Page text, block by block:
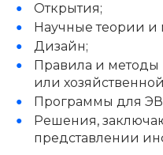
Открытия;
Научные теории и
Дизайн;
Правила и методы
или
Программы для
Решения,
представлении